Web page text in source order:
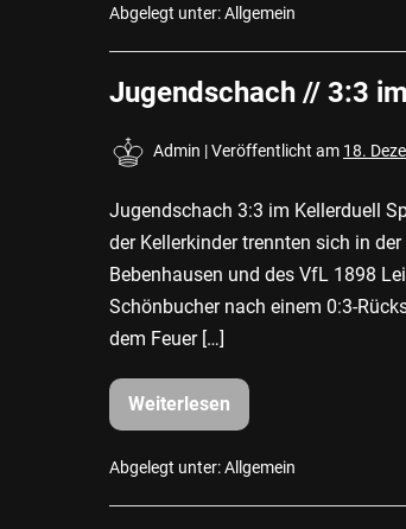
eine
Niederlage
Abgelegt unter:Allgemein
Jugendschach // 3:3
Admin |Veröffentlicht am 18.
Jugendschach 3:3 im Kellerduell
der Kellerkinder trennten sich in
Bebenhausen und des VfL 1898
Schönbucher nach einem 0:3-
dem Feuer […]
WeiterlesenJugendschach
//
im
Abgelegt unter:Allgemein